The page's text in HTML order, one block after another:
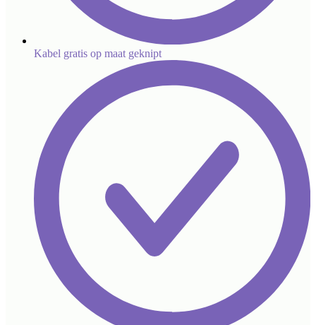
Kabel gratis op maat geknipt